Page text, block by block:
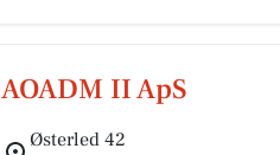
AOADM II ApS
Østerled 42